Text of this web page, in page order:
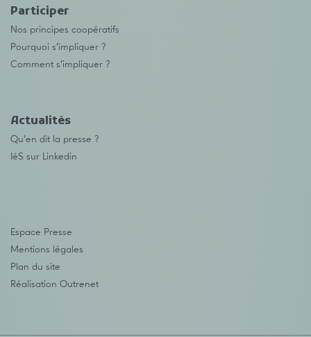
Participer
Nos principes coopératifs
Pourquoi s’impliquer ?
Comment s’impliquer ?
Actualités
Qu’en dit la presse ?
IéS sur Linkedin
Espace Presse
Mentions légales
Plan du site
Réalisation Outrenet